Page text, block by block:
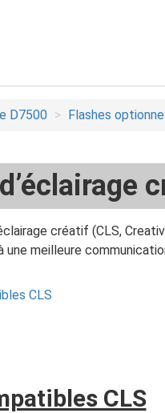
D7500 Flashes
créatif (CLS,
une meilleure
CLS
CLS